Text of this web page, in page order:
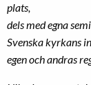
plats,
dels med egna
Svenska kyrkans
egen och andras